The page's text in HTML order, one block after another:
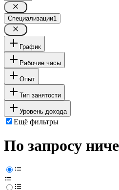
Специализации1
График
Рабочие часы
Опыт
Тип занятости
Уровень дохода
Ещё фильтры
По запросу